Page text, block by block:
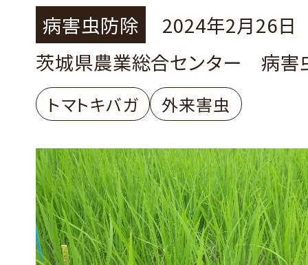
病害虫防除
2024年2月26日
茨城県農業総合センター 病害
トマトキバガ 外来害虫